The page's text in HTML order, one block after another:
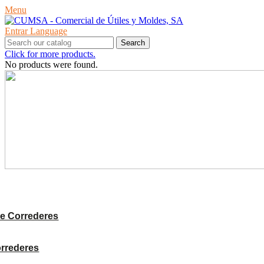
Menu
Entrar Language
Search
Click for more products.
No products were found.
Correderes